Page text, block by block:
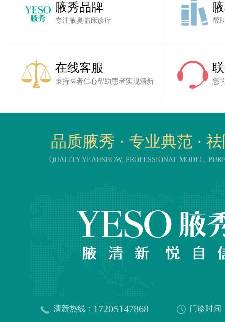
腋秀品牌
专注腋臭临床诊疗 帮
在线客服
秉持医者仁心帮助患者实现清新 您
品质腋秀 · 专业典范 ·
QUALITY YEAHSHOW, PROFESSIONAL MODEL,
清新热线： 17205147868 门诊时间